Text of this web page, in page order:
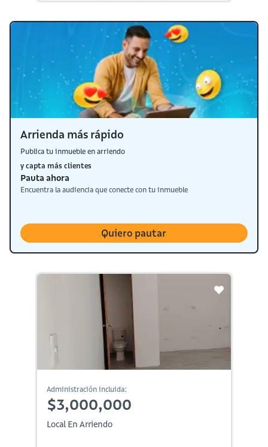
Arrienda más rápido
Publica tu inmueble en arriendo
y capta más clientes
Pauta ahora
Encuentra la audiencia que conecte con tu inmueble
Quiero pautar
Administración incluida:
$3,000,000
Local En Arriendo